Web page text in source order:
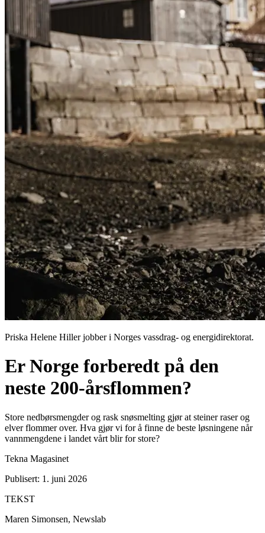
Priska Helene Hiller jobber i Norges vassdrag- og energidirektorat.
Er Norge forberedt på den
neste 200-årsflommen?
Store nedbørsmengder og rask snøsmelting gjør at steiner raser og
elver flommer over. Hva gjør vi for å finne de beste løsningene når
vannmengdene i landet vårt blir for store?
Tekna Magasinet
Publisert: 1. juni 2026
TEKST
Maren Simonsen, Newslab